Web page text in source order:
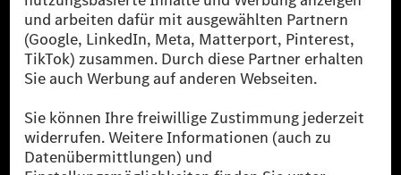
[2] Renewable Charging ist ein integraler Bestandteil von MB.CHARGE
Public in Europa, den USA, Kanada und China. Sofern an der jeweiligen
Ladestation noch kein Strom aus erneuerbaren Energien vorliegt,
verwendet Renewable Charging Grünstromzertifikate*. Diese stellen
sicher, dass für Ladevorgänge über MB.CHARGE Public eine äquivalente
Strommenge aus erneuerbaren Energien ins Stromnetz eingespeist wird.
als sechs Jahre sind.
* Inkl. EKOenergy Ökolabel
* Die angegebenen Werte wurden nach dem vorgeschriebenen
Messverfahren WLTP (Worldwide harmonised Light vehicles Test